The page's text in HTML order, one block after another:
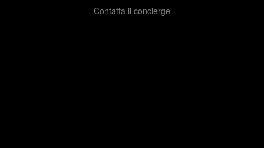
Contatta il concierge